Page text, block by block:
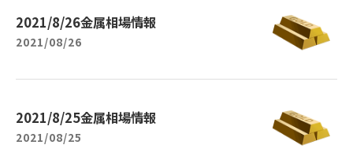
2021/8/26金属相場情報
2021/08/26
2021/8/25金属相場情報
2021/08/25